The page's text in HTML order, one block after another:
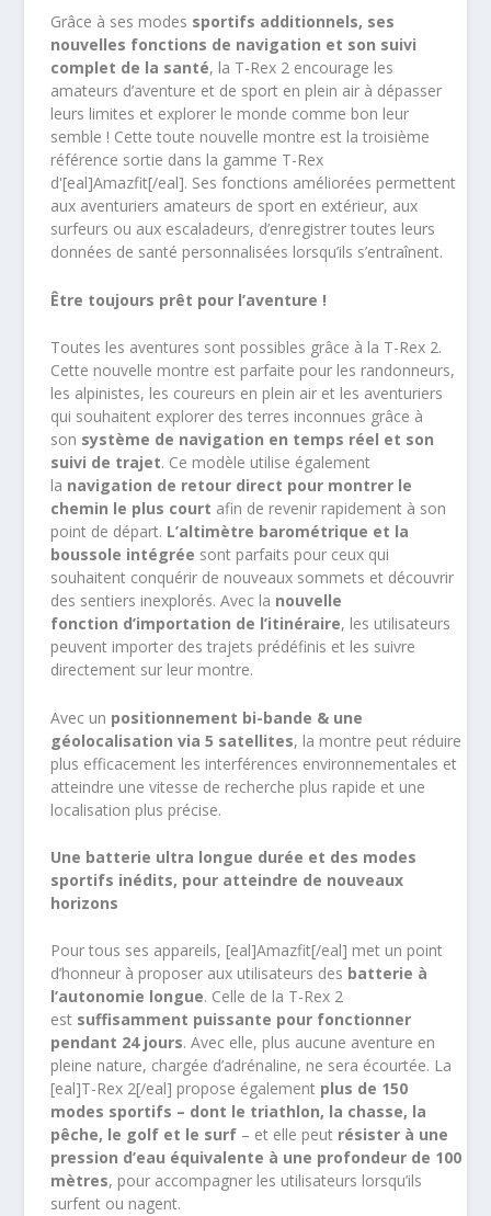
Grâce à ses modes sportifs additionnels, ses
nouvelles fonctions de navigation et son suivi
complet de la santé, la T-Rex 2 encourage les
amateurs d’aventure et de sport en plein air à dépasser
leurs limites et explorer le monde comme bon leur
semble ! Cette toute nouvelle montre est la troisième
référence sortie dans la gamme T-Rex
d'[eal]Amazfit[/eal]. Ses fonctions améliorées permettent
aux aventuriers amateurs de sport en extérieur, aux
surfeurs ou aux escaladeurs, d’enregistrer toutes leurs
données de santé personnalisées lorsqu’ils s’entraînent.
Être toujours prêt pour l’aventure !
Toutes les aventures sont possibles grâce à la T-Rex 2.
Cette nouvelle montre est parfaite pour les randonneurs,
les alpinistes, les coureurs en plein air et les aventuriers
qui souhaitent explorer des terres inconnues grâce à
son système de navigation en temps réel et son
suivi de trajet. Ce modèle utilise également
la navigation de retour direct pour montrer le
chemin le plus court afin de revenir rapidement à son
point de départ. L’altimètre barométrique et la
boussole intégrée sont parfaits pour ceux qui
souhaitent conquérir de nouveaux sommets et découvrir
des sentiers inexplorés. Avec la nouvelle
fonction d’importation de l’itinéraire, les utilisateurs
peuvent importer des trajets prédéfinis et les suivre
directement sur leur montre.
Avec un positionnement bi-bande & une
géolocalisation via 5 satellites, la montre peut réduire
plus efficacement les interférences environnementales et
atteindre une vitesse de recherche plus rapide et une
localisation plus précise.
Une batterie ultra longue durée et des modes
sportifs inédits, pour atteindre de nouveaux
horizons
Pour tous ses appareils, [eal]Amazfit[/eal] met un point
d’honneur à proposer aux utilisateurs des batterie à
l’autonomie longue. Celle de la T-Rex 2
est suffisamment puissante pour fonctionner
pendant 24 jours. Avec elle, plus aucune aventure en
pleine nature, chargée d’adrénaline, ne sera écourtée. La
[eal]T-Rex 2[/eal] propose également plus de 150
modes sportifs – dont le triathlon, la chasse, la
pêche, le golf et le surf – et elle peut résister à une
pression d’eau équivalente à une profondeur de 100
mètres, pour accompagner les utilisateurs lorsqu’ils
surfent ou nagent.